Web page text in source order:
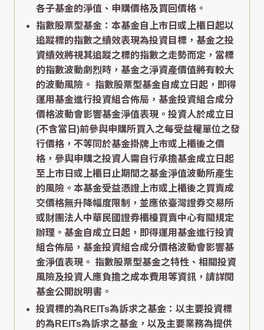
各子基金的淨值、申購價格及買回價格。
指數股票型基金：本基金自上市日或上櫃日起以
追蹤標的指數之績效表現為投資目標，基金之投
資績效將視其追蹤之標的指數之走勢而定，當標
的指數波動劇烈時，基金之淨資產價值將有較大
的波動風險。 指數股票型基金自成立日起，即得
運用基金進行投資組合佈局，基金投資組合成分
價格波動會影響基金淨值表現。投資人於成立日
(不含當日)前參與申購所買入之每受益權單位之發
行價格，不等同於基金掛牌上市或上櫃後之價
格，參與申購之投資人需自行承擔基金成立日起
至上市日或上櫃日止期間之基金淨值波動所產生
的風險。本基金受益憑證上市或上櫃後之買賣成
交價格無升降幅度限制，並應依臺灣證券交易所
或財團法人中華民國證券櫃檯買賣中心有關規定
辦理。基金自成立日起，即得運用基金進行投資
組合佈局，基金投資組合成分價格波動會影響基
金淨值表現。 指數股票型基金之特性、相關投資
風險及投資人應負擔之成本費用等資訊，請詳閱
基金公開說明書。
投資標的為REITs為訴求之基金：以主要投資標
的為REITs為訴求之基金，以及主要業務為提供